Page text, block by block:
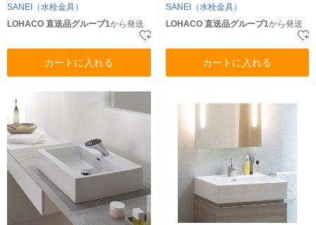
SANEI（水栓金具）
LOHACO 直送品グループ1から発送
カートに入れる
SANEI（水栓金具）
LOHACO 直送品グループ1から発送
カートに入れる